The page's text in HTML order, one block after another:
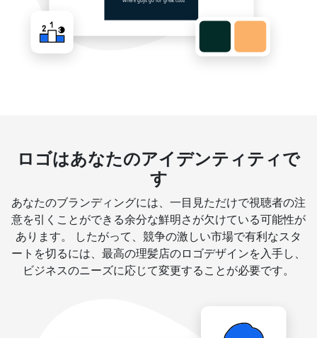
ロゴはあなたのアイデンティティで
す
あなたのブランディングには、一目見ただけで視聴者の注
意を引くことができる余分な鮮明さが欠けている可能性が
あります。 したがって、競争の激しい市場で有利なスタ
ートを切るには、最高の理髪店のロゴデザインを入手し、
ビジネスのニーズに応じて変更することが必要です。